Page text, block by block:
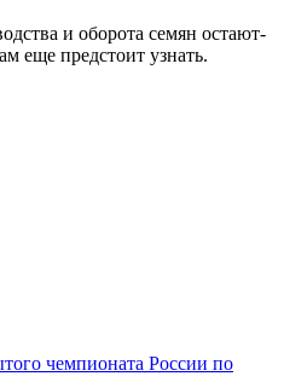
и обо­ро­та семян оста­ют­
еще пред­сто­ит узнать.